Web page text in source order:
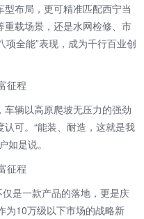
布局，更可精准匹配西宁当
载场景，还是水网检修、市
项全能”表现，成为千行百业创
辆以高原爬坡无压力的强劲
可。“能装、耐造，这就是我
如是说。
是一款产品的落地，更是庆
为10万级以下市场的战略新